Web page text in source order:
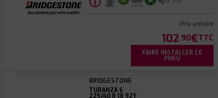
Prix unitaire
102.90€TTC
FAIRE INSTALLER CE
PNEU
BRIDGESTONE
TURANZA 6
225/40 R 18 92Y